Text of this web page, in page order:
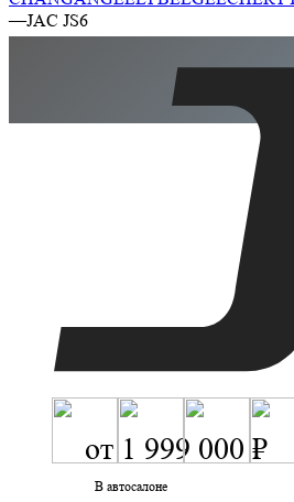
—JAC JS6
от 1 999 000 ₽
В автосалоне